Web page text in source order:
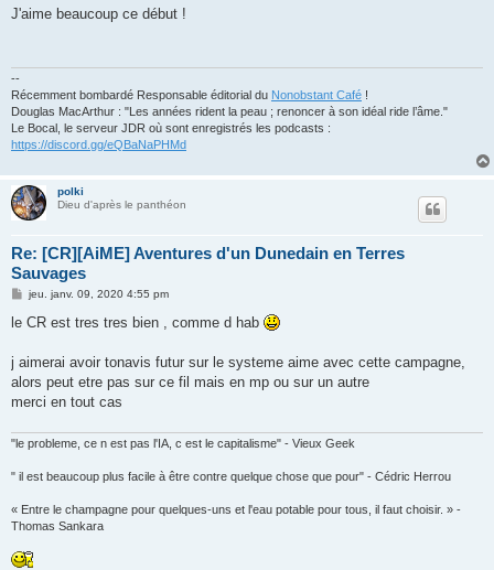
s
J'aime beaucoup ce début !
--
Récemment bombardé Responsable éditorial du Nonobstant Café !
Douglas MacArthur : "Les années rident la peau ; renoncer à son idéal ride l’âme."
Le Bocal, le serveur JDR où sont enregistrés les podcasts :
https://discord.gg/eQBaNaPHMd
polki
Dieu d'après le panthéon
Re: [CR][AiME] Aventures d'un Dunedain en Terres
Sauvages
M
s
g
jeu. janv. 09, 2020 4:55 pm
le CR est tres tres bien , comme d hab
j aimerai avoir tonavis futur sur le systeme aime avec cette campagne,
alors peut etre pas sur ce fil mais en mp ou sur un autre
merci en tout cas
"le probleme, ce n est pas l'IA, c est le capitalisme" - Vieux Geek
" il est beaucoup plus facile à être contre quelque chose que pour" - Cédric Herrou
« Entre le champagne pour quelques-uns et l'eau potable pour tous, il faut choisir. » -
Thomas Sankara